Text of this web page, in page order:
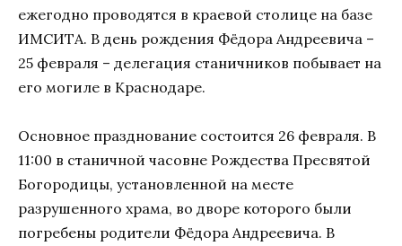
ежегодно проводятся в краевой столице на базе
ИМСИТА. В день рождения Фёдора Андреевича –
25 февраля – делегация станичников побывает на
его могиле в Краснодаре.
Основное празднование состоится 26 февраля. В
11:00 в станичной часовне Рождества Пресвятой
Богородицы, установленной на месте
разрушенного храма, во дворе которого были
погребены родители Фёдора Андреевича. В